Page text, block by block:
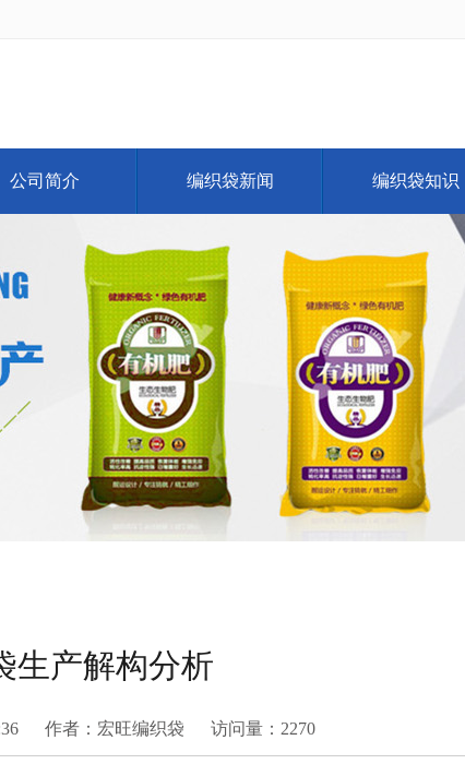
公司简介 编织袋新闻 编织袋知识
生产解构分析
作者：宏旺编织袋 访问量：2270